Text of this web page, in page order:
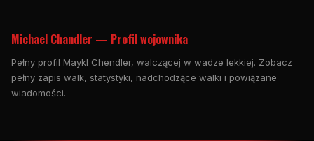
Michael Chandler — Profil wojownika
Pełny profil Maykl Chendler, walczącej w wadze lekkiej. Zobacz
pełny zapis walk, statystyki, nadchodzące walki i powiązane
wiadomości.